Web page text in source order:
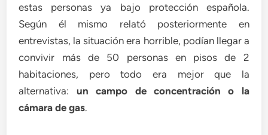
estas personas ya bajo protección española.
Según él mismo relató posteriormente en
entrevistas, la situación era horrible, podían llegar a
convivir más de 50 personas en pisos de 2
habitaciones, pero todo era mejor que la
alternativa: un campo de concentración o la
cámara de gas.